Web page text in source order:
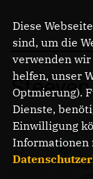
Diese
sind, um die
verwenden
helfen, unser
Optmierung).
Dienste,
Einwilligung
Informationen